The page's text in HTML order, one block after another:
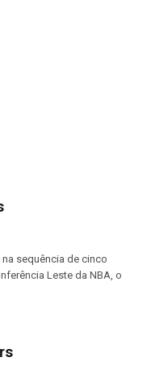
sequência de cinco
Leste da NBA, o